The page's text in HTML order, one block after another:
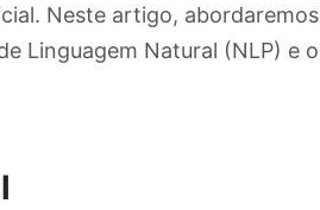
Neste artigo, abordaremos
Linguagem Natural (NLP) e o